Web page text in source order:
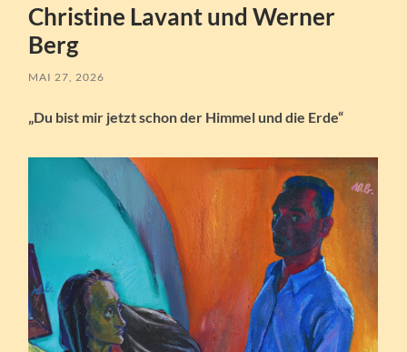
Christine Lavant und Werner
Berg
MAI 27, 2026
„Du bist mir jetzt schon der Himmel und die Erde“